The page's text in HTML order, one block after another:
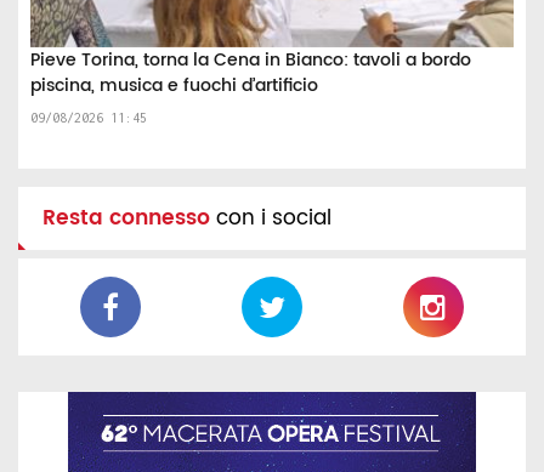
Pieve Torina, torna la Cena in Bianco: tavoli a bordo
piscina, musica e fuochi d’artificio
09/08/2026 11:45
Resta connessocon i social